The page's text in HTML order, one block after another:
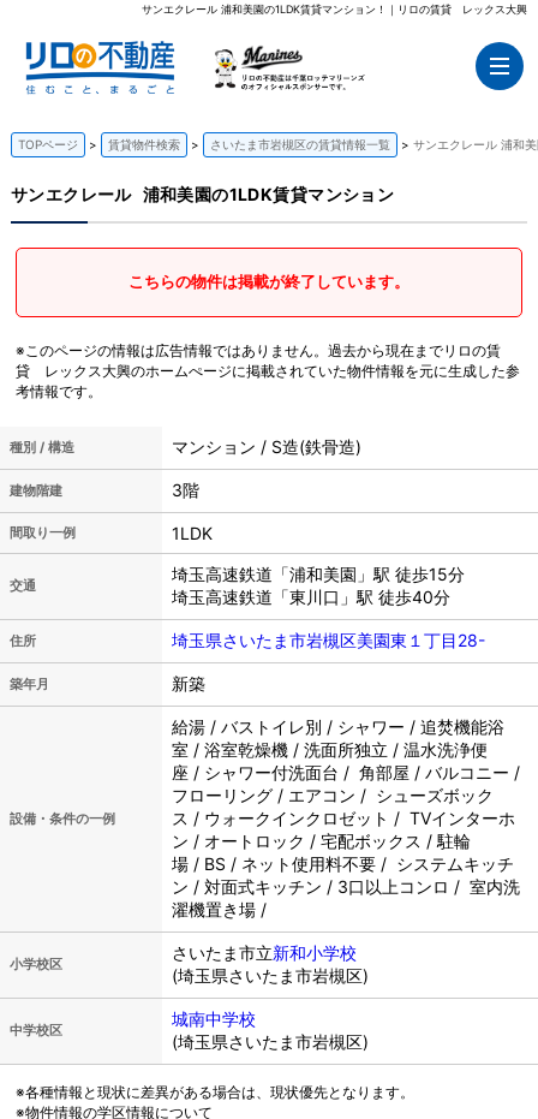
サンエクレール 浦和美園の1LDK賃貸マンション！｜リロの賃貸 レックス大興
TOPページ 賃貸物件検索 さいたま市岩槻区の賃貸情報一覧 サンエクレール 浦和
サンエクレール 浦和美園の1LDK賃貸マンション
こちらの物件は掲載が終了しています。
※このページの情報は広告情報ではありません。過去から現在までリロの賃
貸 レックス大興のホームぺージに掲載されていた物件情報を元に生成した参
考情報です。
種別 / 構造 マンション / S造(鉄骨造)
建物階建 3階
間取り一例 1LDK
交通
埼玉高速鉄道「浦和美園」駅 徒歩15分
埼玉高速鉄道「東川口」駅 徒歩40分
住所 埼玉県さいたま市岩槻区美園東１丁目28-
築年月 新築
設備・条件の一例
給湯 / バストイレ別 / シャワー / 追焚機能浴
室 / 浴室乾燥機 / 洗面所独立 / 温水洗浄便
座 / シャワー付洗面台 / 角部屋 / バルコニー /
フローリング / エアコン / シューズボック
ス / ウォークインクロゼット / TVインターホ
ン / オートロック / 宅配ボックス / 駐輪
場 / BS / ネット使用料不要 / システムキッチ
ン / 対面式キッチン / 3口以上コンロ / 室内洗
濯機置き場 /
小学校区
さいたま市立新和小学校
(埼玉県さいたま市岩槻区)
中学校区
城南中学校
(埼玉県さいたま市岩槻区)
※各種情報と現状に差異がある場合は、現状優先となります。
※物件情報の学区情報について